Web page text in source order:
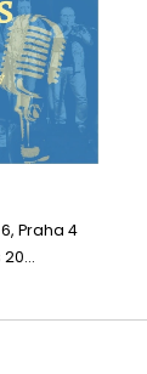
Praha 4